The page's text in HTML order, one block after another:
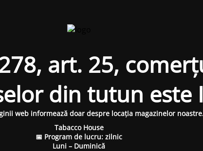
art. 25,
din tutun este
web informează doar despre locația magazinelor
Tabacco House
📅 Program de lucru: zilnic
Luni – Duminică